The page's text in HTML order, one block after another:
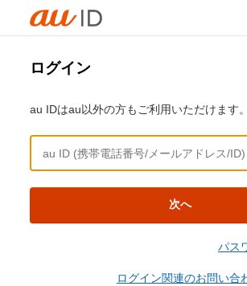
ログイン
au IDはau以外の方もご利用いただけます。
次へ
パス
ログイン関連のお問い合